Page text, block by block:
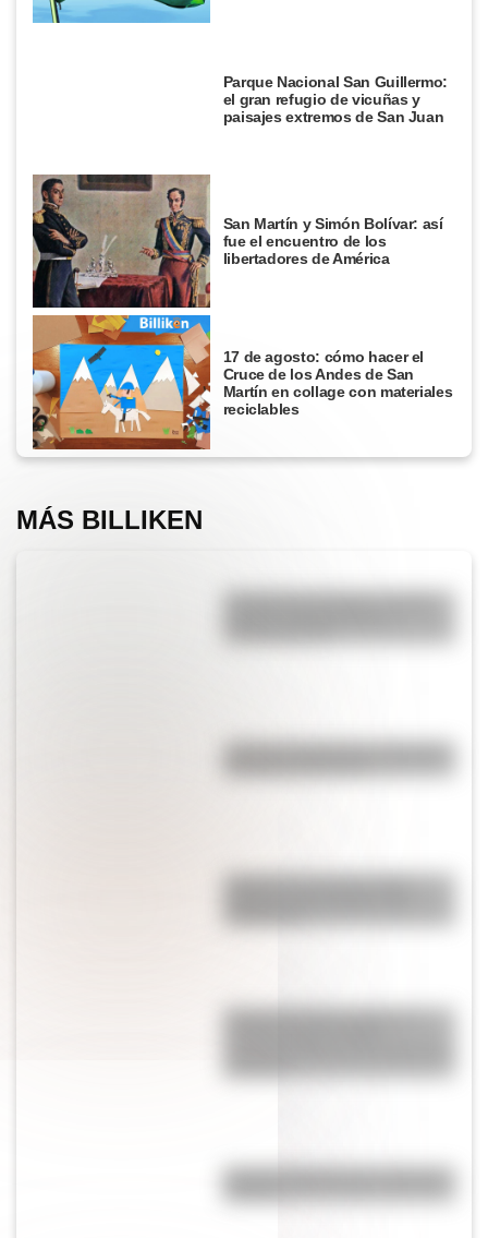
Parque Nacional San Guillermo:
el gran refugio de vicuñas y
paisajes extremos de San Juan
San Martín y Simón Bolívar: así
fue el encuentro de los
libertadores de América
17 de agosto: cómo hacer el
Cruce de los Andes de San
Martín en collage con materiales
reciclables
MÁS BILLIKEN
Conquista de América: origen,
¿Cómo se ingresan los vagones
Colocolo, uno de los gatos
Sudamérica
Barrera de hielo de Ross: la
Bandera Wiphala para colorear e